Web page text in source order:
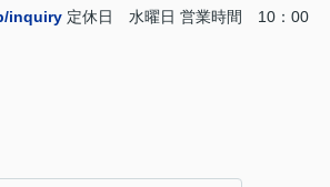
inquiry 定休日 水曜日 営業時間 10：00